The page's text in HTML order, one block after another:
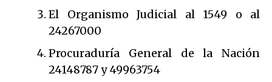
El Organismo Judicial al 1549 o al
24267000
Procuraduría General de la Nación
24148787 y 49963754